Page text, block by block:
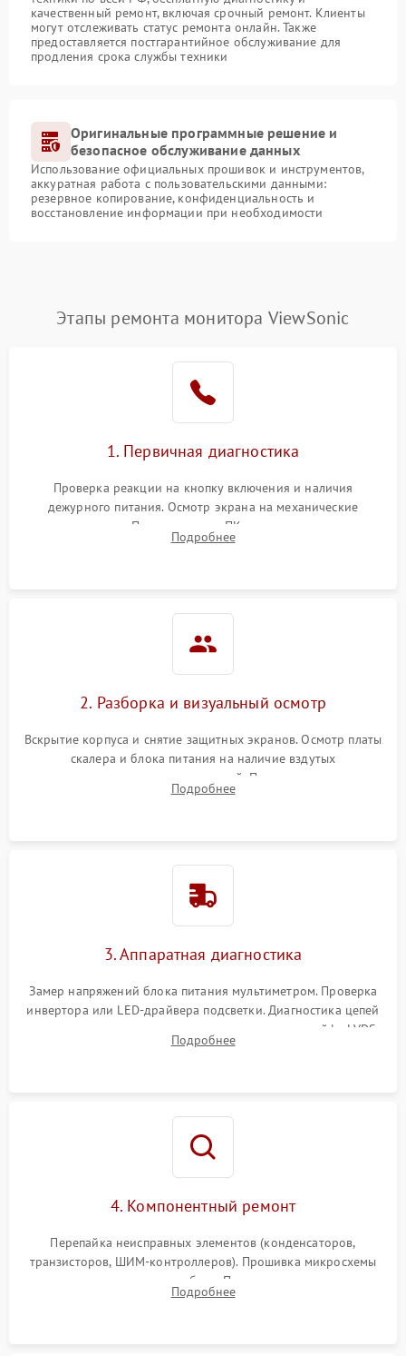
качественный ремонт, включая срочный ремонт. Клиенты
могут отслеживать статус ремонта онлайн. Также
предоставляется постгарантийное обслуживание для
продления срока службы техники
Оригинальные программные решение и
безопасное обслуживание данных
Использование официальных прошивок и инструментов,
аккуратная работа с пользовательскими данными:
резервное копирование, конфиденциальность и
восстановление информации при необходимости
Этапы ремонта монитора ViewSonic
1. Первичная диагностика
Проверка реакции на кнопку включения и наличия
дежурного питания. Осмотр экрана на механические
повреждения. Подключение к ПК для оценки вывода
изображения, работы подсветки и выявления артефактов на
Подробнее
2. Разборка и визуальный осмотр
Вскрытие корпуса и снятие защитных экранов. Осмотр платы
скалера и блока питания на наличие вздутых
конденсаторов, прогаров, окислений. Проверка надежности
контактов и целостности шлейфов матрицы.
Подробнее
3. Аппаратная диагностика
Замер напряжений блока питания мультиметром. Проверка
инвертора или LED-драйвера подсветки. Диагностика цепей
питания скалера и тестирование сигналов на шлейфе LVDS
Подробнее
4. Компонентный ремонт
Перепайка неисправных элементов (конденсаторов,
транзисторов, ШИМ-контроллеров). Прошивка микросхемы
памяти при программных сбоях. При поломке подсветки —
разборка матрицы и замена выгоревших светодиодов.
Подробнее